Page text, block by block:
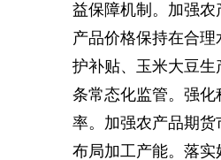
益保障机制。加强
产品价格保持在合
护补贴、玉米大豆
条常态化监管。强
率。加强农产品期
布局加工产能。落实